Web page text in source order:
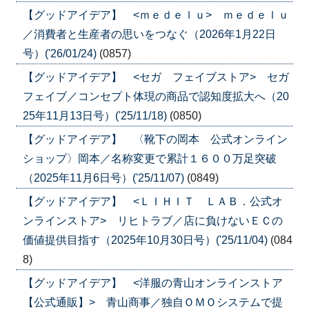
【グッドアイデア】 <ｍｅｄｅｌｕ> ｍｅｄｅｌｕ
／消費者と生産者の思いをつなぐ（2026年1月22日
号）('26/01/24) (0857)
【グッドアイデア】 <セガ フェイブストア> セガ
フェイブ／コンセプト体現の商品で認知度拡大へ（20
25年11月13日号）('25/11/18) (0850)
【グッドアイデア】 〈靴下の岡本 公式オンライン
ショップ〉岡本／名称変更で累計１６００万足突破
（2025年11月6日号）('25/11/07) (0849)
【グッドアイデア】 <ＬＩＨＩＴ ＬＡＢ．公式オ
ンラインストア> リヒトラブ／店に負けないＥＣの
価値提供目指す（2025年10月30日号）('25/11/04) (084
8)
【グッドアイデア】 <洋服の青山オンラインストア
【公式通販】> 青山商事／独自ＯＭＯシステムで提